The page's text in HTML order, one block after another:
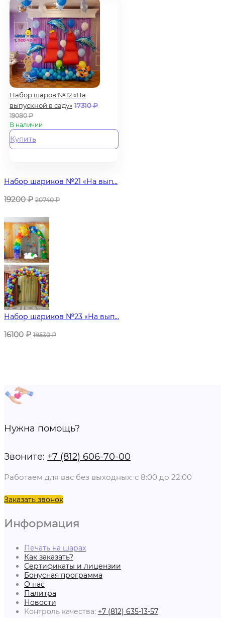
Набор шаров №12 «На
выпускной в саду» 17310₽
19080₽
В наличии
Купить
Набор шариков №21 «На вып...
19200₽ 20740₽
Набор шариков №23 «На вып...
16100₽ 18530₽
Нужна помощь?
Звоните: +7 (812) 606-70-00
Работаем для вас без выходных: с 8:00 до 22:00
Заказать звонок
Информация
Печать на шарах
Как заказать?
Сертификаты и лицензии
Бонусная программа
О нас
Палитра
Новости
Контроль качества: +7 (812) 635-13-57